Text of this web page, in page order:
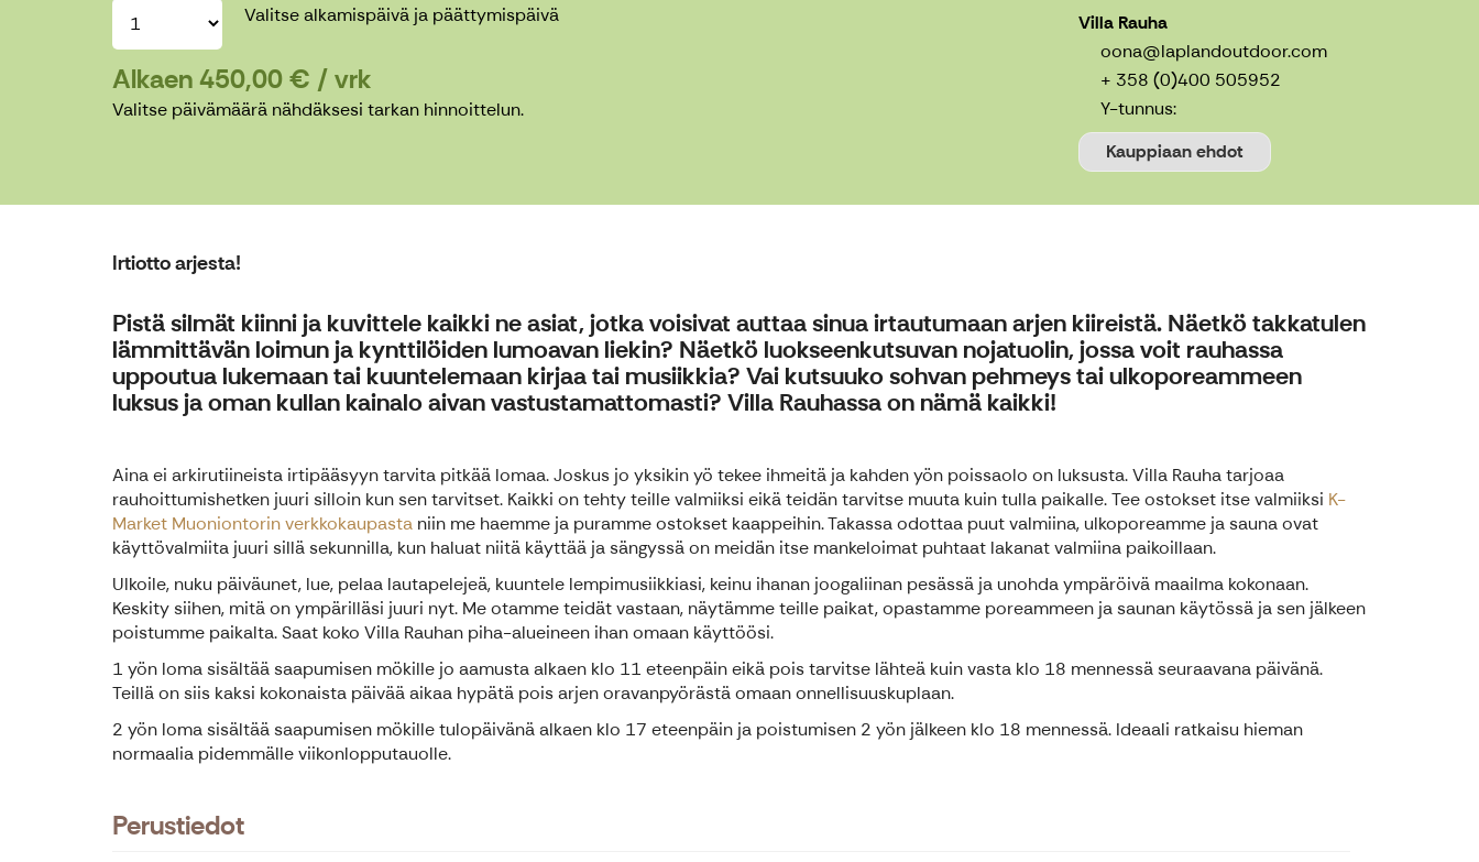
Valitse alkamispäivä ja päättymispäivä
Alkaen 450,00 € / vrk
Valitse päivämäärä nähdäksesi tarkan hinnoittelun.
Villa Rauha
oona@laplandoutdoor.com
+ 358 (0)400 505952
Y-tunnus:
Kauppiaan ehdot
Irtiotto arjesta!
Pistä silmät kiinni ja kuvittele kaikki ne asiat, jotka voisivat auttaa sinua irtautumaan arjen kiireistä. Näetkö takkatulen
lämmittävän loimun ja kynttilöiden lumoavan liekin? Näetkö luokseenkutsuvan nojatuolin, jossa voit rauhassa
uppoutua lukemaan tai kuuntelemaan kirjaa tai musiikkia? Vai kutsuuko sohvan pehmeys tai ulkoporeammeen
luksus ja oman kullan kainalo aivan vastustamattomasti? Villa Rauhassa on nämä kaikki!
Aina ei arkirutiineista irtipääsyyn tarvita pitkää lomaa. Joskus jo yksikin yö tekee ihmeitä ja kahden yön poissaolo on luksusta. Villa Rauha tarjoaa
rauhoittumishetken juuri silloin kun sen tarvitset. Kaikki on tehty teille valmiiksi eikä teidän tarvitse muuta kuin tulla paikalle. Tee ostokset itse valmiiksi K-
Market Muoniontorin verkkokaupasta niin me haemme ja puramme ostokset kaappeihin. Takassa odottaa puut valmiina, ulkoporeamme ja sauna ovat
käyttövalmiita juuri sillä sekunnilla, kun haluat niitä käyttää ja sängyssä on meidän itse mankeloimat puhtaat lakanat valmiina paikoillaan.
Ulkoile, nuku päiväunet, lue, pelaa lautapelejeä, kuuntele lempimusiikkiasi, keinu ihanan joogaliinan pesässä ja unohda ympäröivä maailma kokonaan.
Keskity siihen, mitä on ympärilläsi juuri nyt. Me otamme teidät vastaan, näytämme teille paikat, opastamme poreammeen ja saunan käytössä ja sen jälkeen
poistumme paikalta. Saat koko Villa Rauhan piha-alueineen ihan omaan käyttöösi.
1 yön loma sisältää saapumisen mökille jo aamusta alkaen klo 11 eteenpäin eikä pois tarvitse lähteä kuin vasta klo 18 mennessä seuraavana päivänä.
Teillä on siis kaksi kokonaista päivää aikaa hypätä pois arjen oravanpyörästä omaan onnellisuuskuplaan.
2 yön loma sisältää saapumisen mökille tulopäivänä alkaen klo 17 eteenpäin ja poistumisen 2 yön jälkeen klo 18 mennessä. Ideaali ratkaisu hieman
normaalia pidemmälle viikonlopputauolle.
Perustiedot